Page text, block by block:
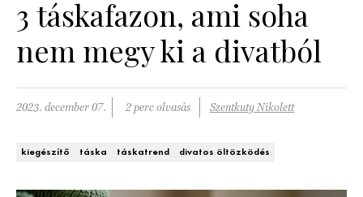
SZÉPSÉG
PSZICHÉ
ÉLETMÓD
3 táskafazon, ami soha
nem megy ki a divatból
2023. december 07. 2 perc olvasás Szentkuty Nikolett
kiegészítő táska táskatrend divatos öltözködés